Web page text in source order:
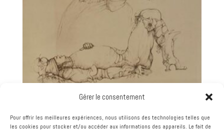
Gérer le consentement
Pour offrir les meilleures expériences, nous utilisons des technologies telles que
les cookies pour stocker et/ou accéder aux informations des appareils. Le fait de
LEONOR FINI -HOMME ENDORMI SURPRIS PAR UNE
FEMME – GRAVURE